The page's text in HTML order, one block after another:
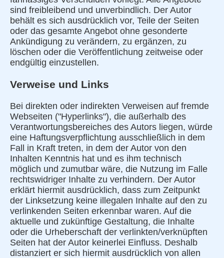
sind freibleibend und unverbindlich. Der Autor
behält es sich ausdrücklich vor, Teile der Seiten
oder das gesamte Angebot ohne gesonderte
Ankündigung zu verändern, zu ergänzen, zu
löschen oder die Veröffentlichung zeitweise oder
endgültig einzustellen.
Verweise und Links
Bei direkten oder indirekten Verweisen auf fremde
Webseiten ("Hyperlinks"), die außerhalb des
Verantwortungsbereiches des Autors liegen, würde
eine Haftungsverpflichtung ausschließlich in dem
Fall in Kraft treten, in dem der Autor von den
Inhalten Kenntnis hat und es ihm technisch
möglich und zumutbar wäre, die Nutzung im Falle
rechtswidriger Inhalte zu verhindern. Der Autor
erklärt hiermit ausdrücklich, dass zum Zeitpunkt
der Linksetzung keine illegalen Inhalte auf den zu
verlinkenden Seiten erkennbar waren. Auf die
aktuelle und zukünftige Gestaltung, die Inhalte
oder die Urheberschaft der verlinkten/verknüpften
Seiten hat der Autor keinerlei Einfluss. Deshalb
distanziert er sich hiermit ausdrücklich von allen